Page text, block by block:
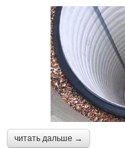
читать дальше →